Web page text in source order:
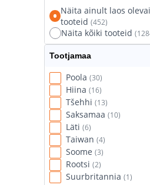
marjakombainid(13)
Näita ainult laos
tooteid (452)
Näita kõiki tooteid
Tootjamaa
Poola (30)
Hiina (16)
Tšehhi (13)
Saksamaa (10)
Läti (6)
Taiwan (4)
Soome (3)
Rootsi (2)
Suurbritannia (1)